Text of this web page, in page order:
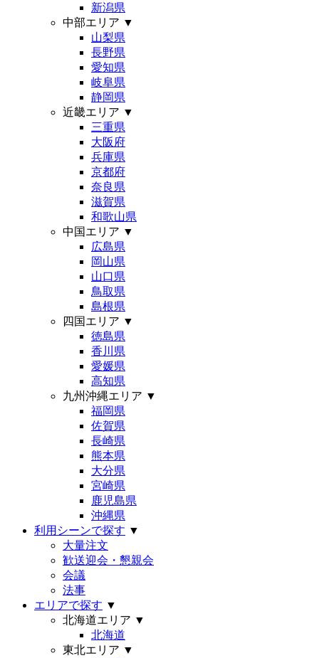
新潟県
中部エリア ▼
山梨県
長野県
愛知県
岐阜県
静岡県
近畿エリア ▼
三重県
大阪府
兵庫県
京都府
奈良県
滋賀県
和歌山県
中国エリア ▼
広島県
岡山県
山口県
鳥取県
島根県
四国エリア ▼
徳島県
香川県
愛媛県
高知県
九州沖縄エリア ▼
福岡県
佐賀県
長崎県
熊本県
大分県
宮崎県
鹿児島県
沖縄県
利用シーンで探す ▼
大量注文
歓送迎会・懇親会
会議
法事
エリアで探す ▼
北海道エリア ▼
北海道
東北エリア ▼